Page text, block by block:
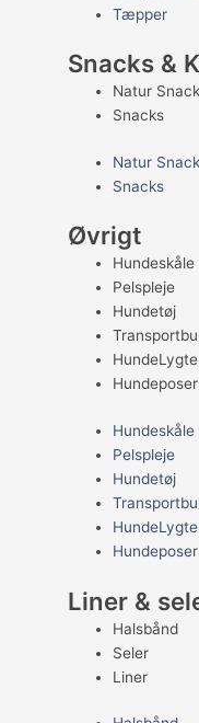
Tæpper
Snacks &
Natur
Snacks
Natur
Snacks
Øvrigt
Hundeskåle
Pelspleje
Hundetøj
Hundeposer
Hundeskåle
Pelspleje
Hundetøj
Hundeposer
Liner &
Halsbånd
Seler
Liner